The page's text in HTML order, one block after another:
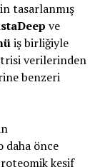
tasarlanmış
ve
iş birliğiyle
verilerinden
benzeri
daha önce
keşif